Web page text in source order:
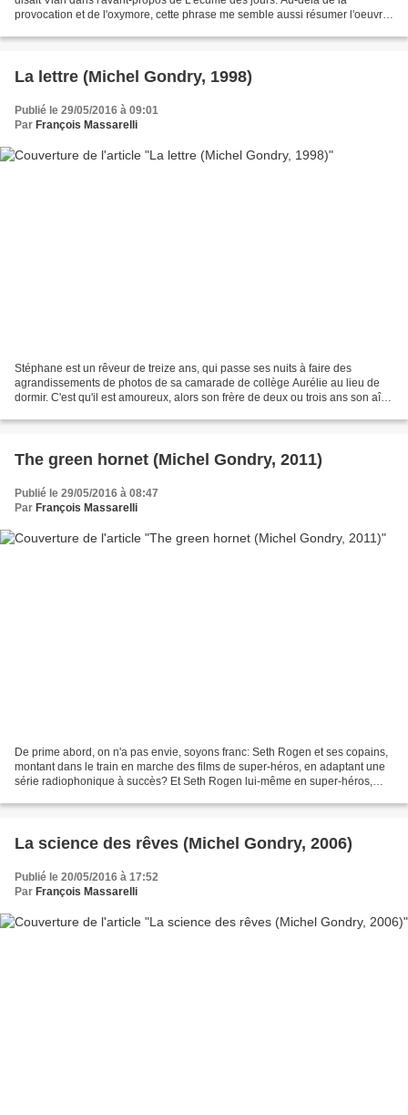
provocation et de l'oxymore, cette phrase me semble aussi résumer l'oeuvre
La lettre (Michel Gondry, 1998)
Publié le 29/05/2016 à 09:01
Par François Massarelli
Stéphane est un rêveur de treize ans, qui passe ses nuits à faire des
agrandissements de photos de sa camarade de collège Aurélie au lieu de
dormir. C'est qu'il est amoureux, alors son frère de deux ou trois ans son aîné
The green hornet (Michel Gondry, 2011)
Publié le 29/05/2016 à 08:47
Par François Massarelli
De prime abord, on n'a pas envie, soyons franc: Seth Rogen et ses copains,
montant dans le train en marche des films de super-héros, en adaptant une
série radiophonique à succès? Et Seth Rogen lui-même en super-héros,
La science des rêves (Michel Gondry, 2006)
Publié le 20/05/2016 à 17:52
Par François Massarelli